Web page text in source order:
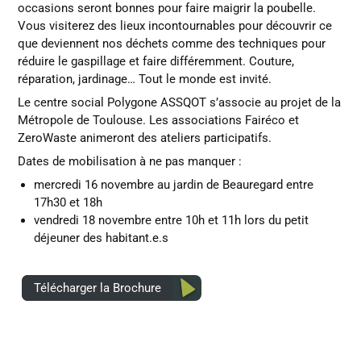
occasions seront bonnes pour faire maigrir la poubelle.
Vous visiterez des lieux incontournables pour découvrir ce
que deviennent nos déchets comme des techniques pour
réduire le gaspillage et faire différemment. Couture,
réparation, jardinage… Tout le monde est invité.
Le centre social Polygone ASSQOT s’associe au projet de la
Métropole de Toulouse. Les associations Fairéco et
ZeroWaste animeront des ateliers participatifs.
Dates de mobilisation à ne pas manquer :
mercredi 16 novembre au jardin de Beauregard entre
17h30 et 18h
vendredi 18 novembre entre 10h et 11h lors du petit
déjeuner des habitant.e.s
Télécharger la Brochure